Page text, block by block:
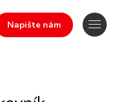
Napište nám